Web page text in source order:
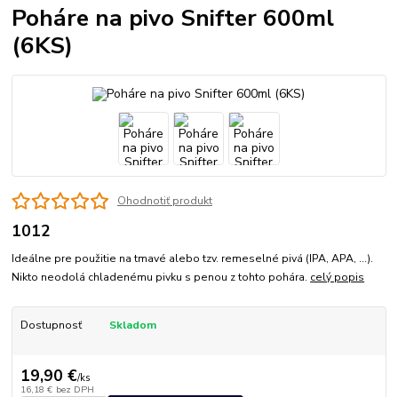
Poháre na pivo Snifter 600ml
(6KS)
Ohodnotiť produkt
1012
Ideálne pre použitie na tmavé alebo tzv. remeselné pivá (IPA, APA, …).
Nikto neodolá chladenému pivku s penou z tohto pohára. celý popis
Dostupnosť Skladom
19,90 €/ks
16,18 € bez DPH